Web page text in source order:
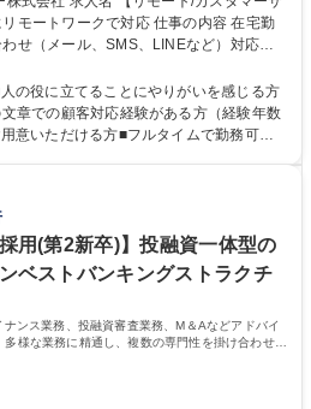
クで対応 仕事の内容 在宅勤
せ（メール、SMS、LINEなど）対応、
ていただきます。カスタマーサクセス
務となります。 ■お問い合わせ
約手続き含む） ■デジタルコミュニケー
等）を使用 ■お客様のニーズに応じた
スタマーサ
モートワークで対応
の役に立てることにやりがいを感じる方
章での顧客対応経験がある方（経験年数
意いただける方■フルタイムで勤務可能
アクション等新しいことに意欲がある方
を用い英語でコミュニケーションをとる
なくても問題はありませんが、英語が話
ます。※日本語がネイティブレベル必須
専 短大 専修学校 高校 語学力： 資格：
用(第2新卒)】投融資一体型の
ベストバンキングストラクチ
ンス業務、投融資審査業務、M＆Aなどアドバイ
様な業務に精通し、複数の専門性を掛け合わせて